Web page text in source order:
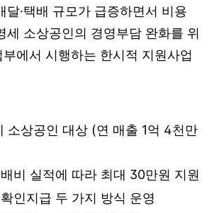
달·택배 규모가 급증하면서 비용
세 소상공인의 경영부담 완화를 위
에서 시행하는 한시적 지원사업
소상공인 대상 (연 매출 1억 4천만
비 실적에 따라 최대 30만원 지원
인지급 두 가지 방식 운영